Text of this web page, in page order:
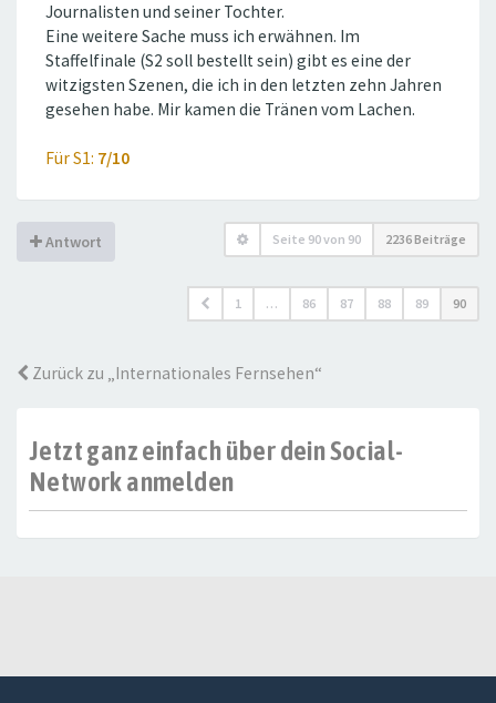
Journalisten und seiner Tochter.
Eine weitere Sache muss ich erwähnen. Im
Staffelfinale (S2 soll bestellt sein) gibt es eine der
witzigsten Szenen, die ich in den letzten zehn Jahren
gesehen habe. Mir kamen die Tränen vom Lachen.
Für S1: 7/10
Antwort Seite 90von 90 2236 Beiträge
1 … 86 87 88 89 90
Zurück zu „Internationales Fernsehen“
Jetzt ganz einfach über dein Social-
Network anmelden